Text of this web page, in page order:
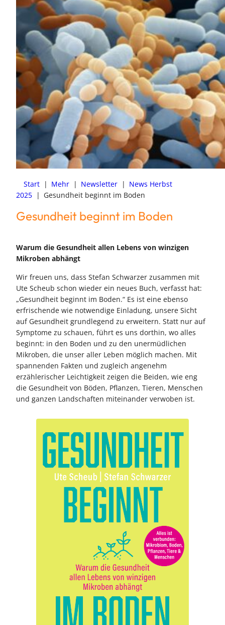
Start | Mehr | Newsletter | News Herbst
2025 | Gesundheit beginnt im Boden
Gesundheit beginnt im Boden
Warum die Gesundheit allen Lebens von winzigen
Mikroben abhängt
Wir freuen uns, dass Stefan Schwarzer zusammen mit
Ute Scheub schon wieder ein neues Buch, verfasst hat:
„Gesundheit beginnt im Boden.“ Es ist eine ebenso
erfrischende wie notwendige Einladung, unsere Sicht
auf Gesundheit grundlegend zu erweitern. Statt nur auf
Symptome zu schauen, führt es uns dorthin, wo alles
beginnt: in den Boden und zu den unermüdlichen
Mikroben, die unser aller Leben möglich machen. Mit
spannenden Fakten und zugleich angenehm
erzählerischer Leichtigkeit zeigen die Beiden, wie eng
die Gesundheit von Böden, Pflanzen, Tieren, Menschen
und ganzen Landschaften miteinander verwoben ist.